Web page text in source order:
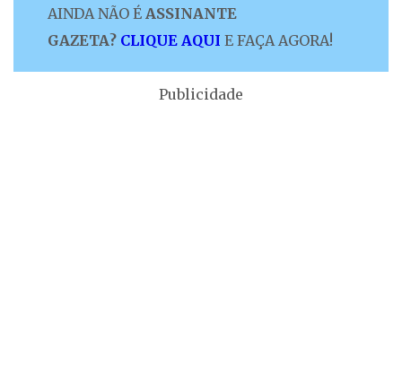
AINDA NÃO É ASSINANTE
GAZETA? CLIQUE AQUI E FAÇA AGORA!
Publicidade